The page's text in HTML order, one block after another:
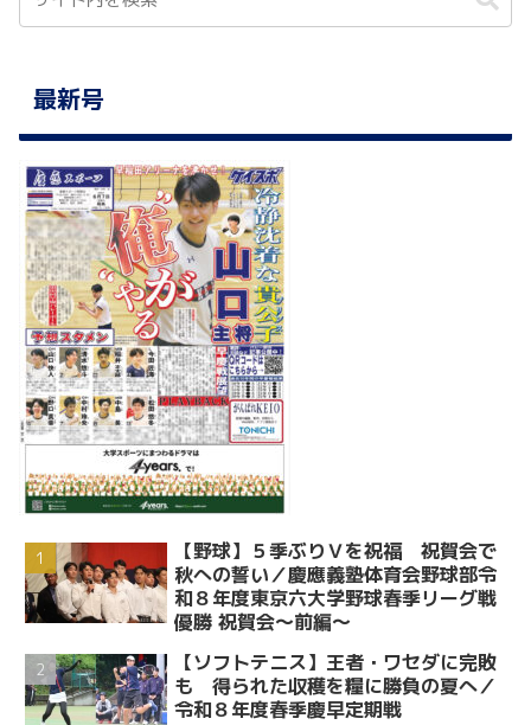
最新号
【野球】５季ぶりＶを祝福 祝賀会で
秋への誓い／慶應義塾体育会野球部令
和８年度東京六大学野球春季リーグ戦
優勝 祝賀会～前編～
【ソフトテニス】王者・ワセダに完敗
も 得られた収穫を糧に勝負の夏へ／
令和８年度春季慶早定期戦